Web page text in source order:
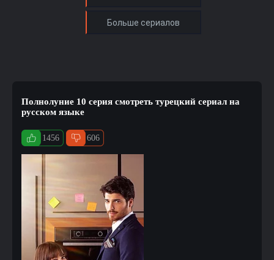
Полнолуние 10 серия смотреть турецкий сериал на
русском языке
1456 606